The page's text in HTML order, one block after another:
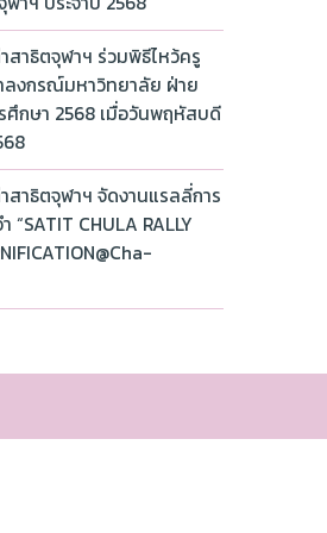
สาธิตจุฬาฯ ร่วมพิธีไหว้ครู
ลงกรณ์มหาวิทยาลัย ฝ่าย
ศึกษา 2568 เมื่อวันพฤหัสบดี
สาธิตจุฬาฯ จัดงานแรลลี่การ
“SATIT CHULA RALLY